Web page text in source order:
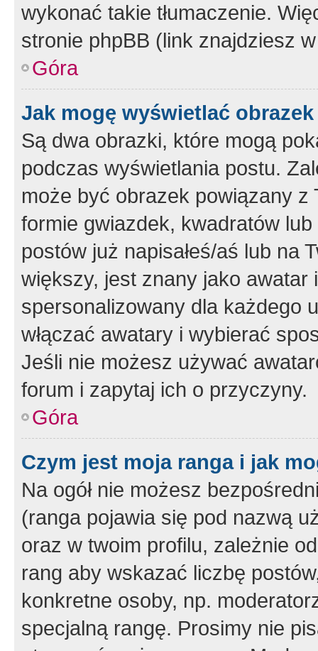
wykonać takie tłumaczenie.
stronie phpBB (link znajdziesz
Góra
Jak mogę wyświetlać
Są dwa obrazki, które mogą
podczas wyświetlania postu.
może być obrazek powiązany z
formie gwiazdek, kwadratów
postów już napisałeś/aś lub na
większy, jest znany jako
spersonalizowany dla każdego
włączać awatary i wybierać
Jeśli nie możesz używać
forum i zapytaj ich o przyczyny.
Góra
Czym jest moja ranga i jak
Na ogół nie możesz
(ranga pojawia się pod nazwą
oraz w twoim profilu, zależnie
rang aby wskazać liczbę
konkretne osoby, np.
specjalną rangę. Prosimy nie